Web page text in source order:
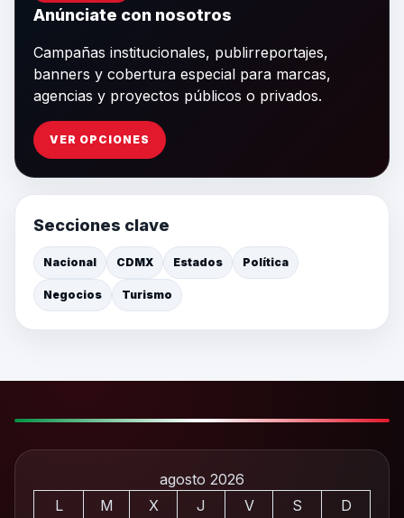
Anúnciate con nosotros
Campañas institucionales, publirreportajes,
banners y cobertura especial para marcas,
agencias y proyectos públicos o privados.
VER OPCIONES
Secciones clave
Nacional CDMX Estados Política
Negocios Turismo
agosto 2026
L
M X J V S
D